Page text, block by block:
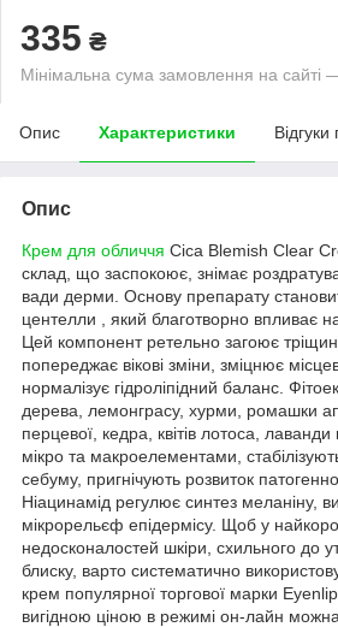
335 ₴
Мінімальна сума замовлення на сайті
Опис Характеристики
Опис
Крем для обличчя Cica Blemish Clear
склад, що заспокоює, знімає
вади дерми. Основу препарату
центелли , який благотворно впливає
Цей компонент ретельно загоює
попереджає вікові зміни, зміцнює
нормалізує гідроліпідний баланс.
дерева, лемонграсу, хурми, ромашки
перцевої, кедра, квітів лотоса, лаванди
мікро та макроелементами,
себуму, пригнічують розвиток
Ніацинамід регулює синтез меланіну,
мікрорельєф епідермісу. Щоб у
недосконалостей шкіри, схильного до
блиску, варто систематично
крем популярної торгової марки
вигідною ціною в режимі он-лайн можна